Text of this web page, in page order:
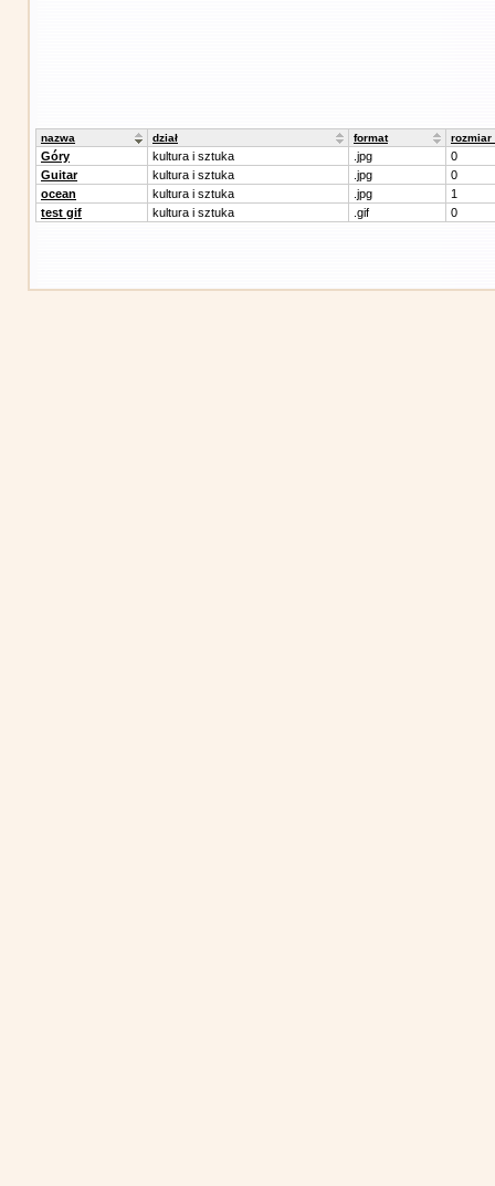
nazwa dział format rozmiar
Góry kultura i sztuka .jpg
0
Guitar
kultura i sztuka .jpg
0
ocean
kultura i sztuka .jpg
1
test gif
kultura i sztuka .gif 0